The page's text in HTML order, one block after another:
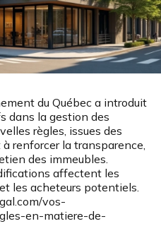
du Québec a introduit
dans la gestion des
règles, issues des
renforcer la transparence,
des immeubles.
affectent les
les acheteurs potentiels.
vos-
en-matiere-de-